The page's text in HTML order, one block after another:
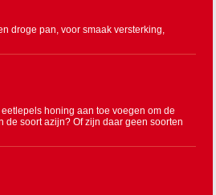
droge pan, voor smaak versterking,
honing aan toe voegen om de
soort azijn? Of zijn daar geen soorten